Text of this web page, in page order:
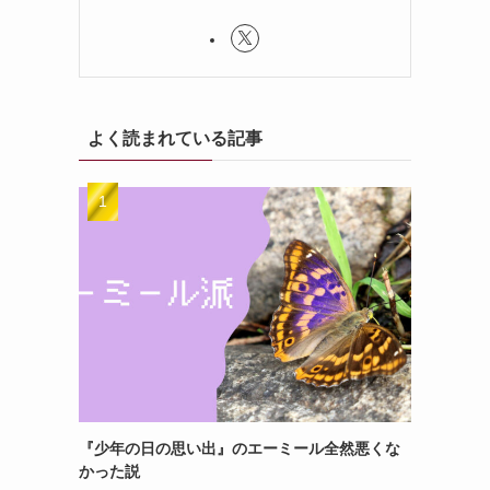
よく読まれている記事
『少年の日の思い出』のエーミール全然悪くな
かった説